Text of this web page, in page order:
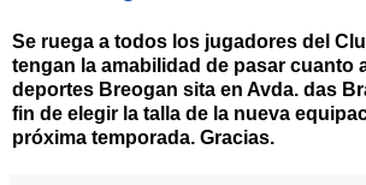
Se ruega a todos los jugadores del
tengan la amabilidad de pasar cuanto
deportes Breogan sita en Avda. das
fin de elegir la talla de la nueva
próxima temporada. Gracias.